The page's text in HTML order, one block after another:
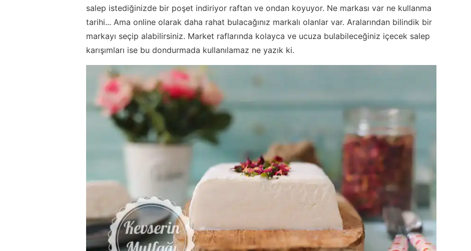
salep istediğinizde bir poşet indiriyor raftan ve ondan koyuyor. Ne markası var ne kullanma
tarihi... Ama online olarak daha rahat bulacağınız markalı olanlar var. Aralarından bilindik bir
markayı seçip alabilirsiniz. Market raflarında kolayca ve ucuza bulabileceğiniz içecek salep
karışımları ise bu dondurmada kullanılamaz ne yazık ki.